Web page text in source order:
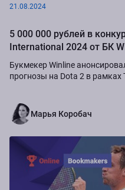
21.08.2024
5 000 000 рублей в
International 2024 от БК
Букмекер Winline
прогнозы на Dota 2 в рамках
Марья Коробач